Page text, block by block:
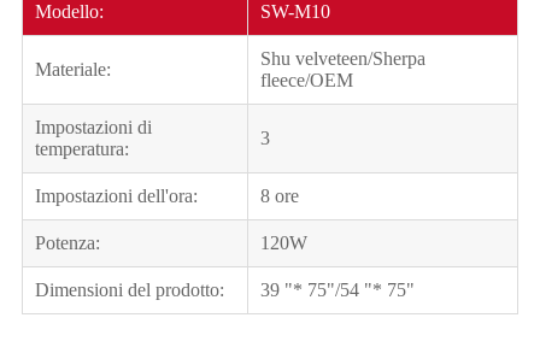
Modello: SW-M10
Materiale:
Shu velveteen/Sherpa
fleece/OEM
Impostazioni di
temperatura:
3
Impostazioni dell'ora: 8 ore
Potenza: 120W
Dimensioni del prodotto: 39 "* 75"/54 "* 75"